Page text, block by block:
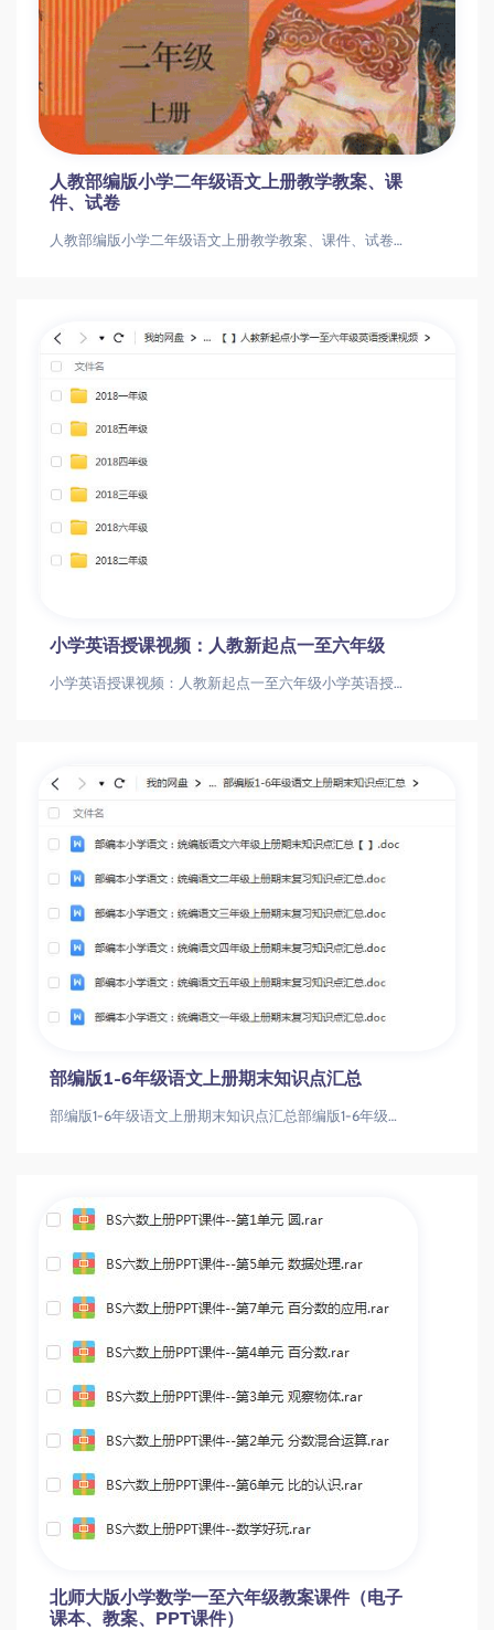
人教部编版小学二年级语文上册教学教案、课
件、试卷
人教部编版小学二年级语文上册教学教案、课件、试卷人教部编版小学二年级语文上册教学教案、课件、试卷
小学英语授课视频：人教新起点一至六年级
小学英语授课视频：人教新起点一至六年级小学英语授课视频：人教新起点一至六年级
部编版1-6年级语文上册期末知识点汇总
部编版1-6年级语文上册期末知识点汇总部编版1-6年级语文上册期末知识点汇总
北师大版小学数学一至六年级教案课件（电子
课本、教案、PPT课件）